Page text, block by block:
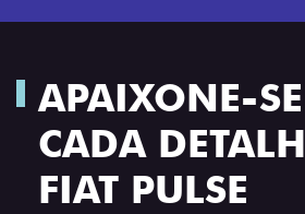
APAIXONE-
CADA
FIAT PULSE